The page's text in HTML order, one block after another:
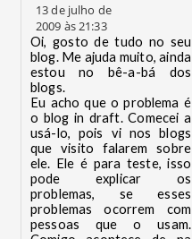
13 de julho de
2009 às 21:33
Oi, gosto de tudo no seu
blog. Me ajuda muito, ainda
estou no bê-a-bá dos
blogs.
Eu acho que o problema é
o blog in draft. Comecei a
usá-lo, pois vi nos blogs
que visito falarem sobre
ele. Ele é para teste, isso
pode explicar os
problemas, se esses
problemas ocorrem com
pessoas que o usam.